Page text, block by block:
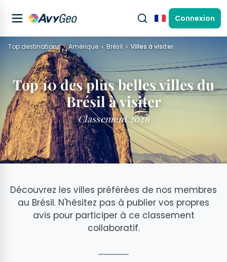
FrançaisConnexion
Top destinations Amérique Brésil Villes à visiter
Top 10 des plus belles villes du
Brésil à visiter
Classement 2026
Découvrez les villes préférées de nos membres
au Brésil. N'hésitez pas à publier vos propres
avis pour participer à ce classement
collaboratif.